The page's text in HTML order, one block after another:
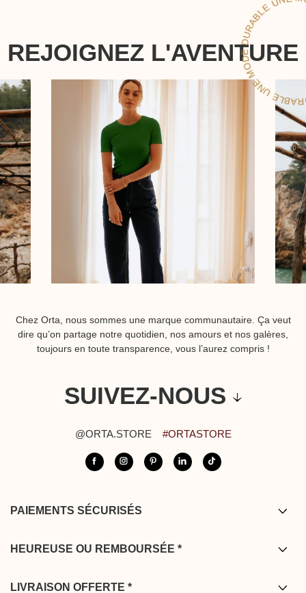
LE
REJOIGNEZ L'AVENTURE
Chez Orta, nous sommes une marque communautaire. Ça veut
dire qu’on partage notre quotidien, nos amours et nos galères,
toujours en toute transparence, vous l’aurez compris !
SUIVEZ-NOUS
@ORTA.STORE #ORTASTORE
PAIEMENTS SÉCURISÉS
HEUREUSE OU REMBOURSÉE *
métropolitaine, la Belgique, l’Allemagne, les Pays Bas et le
LIVRAISON OFFERTE *